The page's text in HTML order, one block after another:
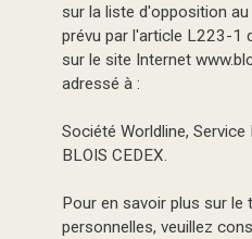
sur la liste d'opposition
prévu par l'article L223-1
sur le site Internet
adressé à :
Société Worldline,
BLOIS CEDEX.
Pour en savoir plus sur le
personnelles, veuillez